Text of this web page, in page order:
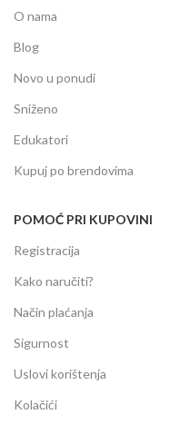
O nama
Blog
Novo u ponudi
Sniženo
Edukatori
Kupuj po brendovima
POMOĆ PRI KUPOVINI
Registracija
Kako naručiti?
Način plaćanja
Sigurnost
Uslovi korištenja
Kolačići